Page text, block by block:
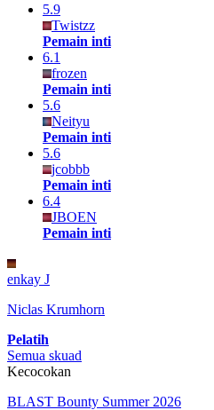
5.9
Twistzz
Pemain inti
6.1
frozen
Pemain inti
5.6
Neityu
Pemain inti
5.6
jcobbb
Pemain inti
6.4
JBOEN
Pemain inti
enkay J
Niclas Krumhorn
Pelatih
Semua skuad
Kecocokan
BLAST Bounty Summer 2026